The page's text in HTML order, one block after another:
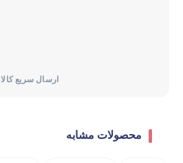
ارسال سریع کالا
محصولات مشابه